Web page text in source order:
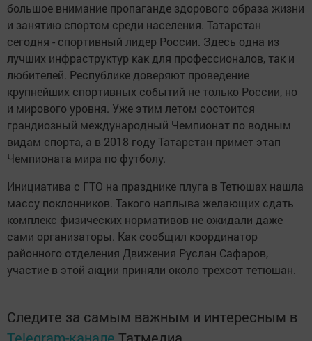
большое внимание пропаганде здорового образа жизни
и занятию спортом среди населения. Татарстан
сегодня - спортивный лидер России. Здесь одна из
лучших инфраструктур как для профессионалов, так и
любителей. Республике доверяют проведение
крупнейших спортивных событий не только России, но
и мирового уровня. Уже этим летом состоится
грандиозный международный Чемпионат по водным
видам спорта, а в 2018 году Татарстан примет этап
Чемпионата мира по футболу.
Инициатива с ГТО на празднике плуга в Тетюшах нашла
массу поклонников. Такого наплыва желающих сдать
комплекс физических нормативов не ожидали даже
сами организаторы. Как сообщил координатор
районного отделения Движения Руслан Сафаров,
участие в этой акции приняли около трехсот тетюшан.
Следите за самым важным и интересным в